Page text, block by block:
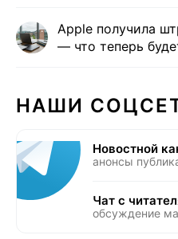
Apple получила
— что теперь
НАШИ
Новостной
анонсы
Чат с
обсуждение